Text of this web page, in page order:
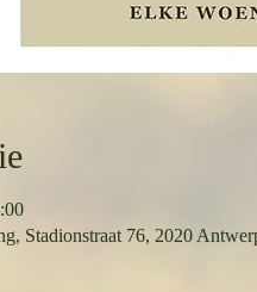
Stadionstraat 76, 2020